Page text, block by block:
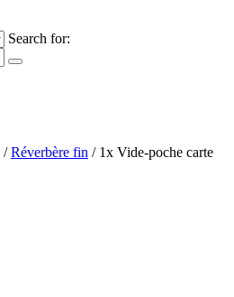
Search for:
/Réverbère fin / 1x Vide-poche carte